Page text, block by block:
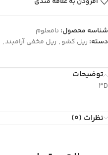
شناسه محصول: نامعلوم
دسته: ریل کشو, ریل مخفی آرامبند,
توضیحات
3D
نظرات (0)